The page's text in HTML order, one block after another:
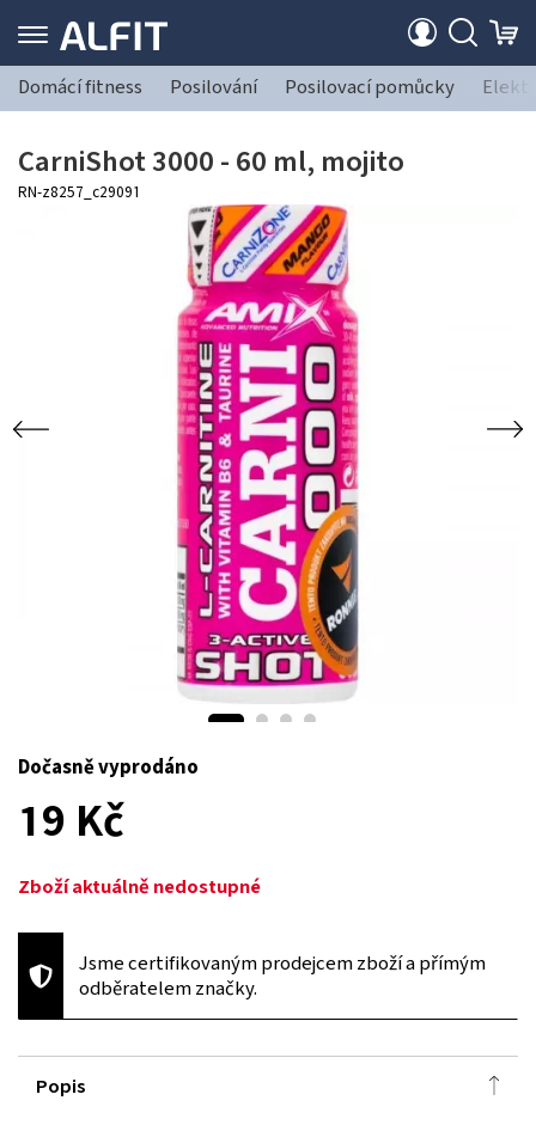
Domácí fitness Posilování Posilovací pomůcky
CarniShot 3000 - 60 ml, mojito
RN-z8257_c29091
Dočasně vyprodáno
19 Kč
Zboží aktuálně nedostupné
Jsme certifikovaným prodejcem zboží a přímým
odběratelem značky.
Popis